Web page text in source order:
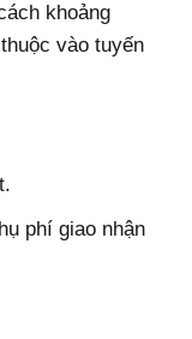
khoảng
vào tuyến
phí giao nhận